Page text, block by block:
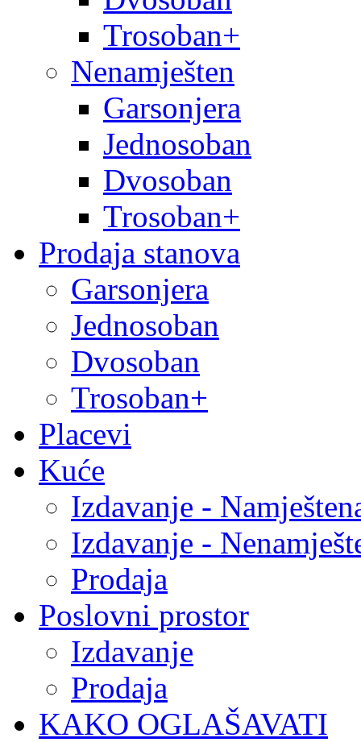
Trosoban+
Nenamješten
Garsonjera
Jednosoban
Dvosoban
Trosoban+
Prodaja stanova
Garsonjera
Jednosoban
Dvosoban
Trosoban+
Placevi
Kuće
Izdavanje -
Izdavanje -
Prodaja
Poslovni prostor
Izdavanje
Prodaja
KAKO OGLAŠAVATI